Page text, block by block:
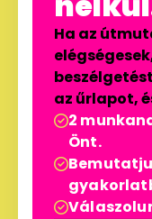
Ha az
az űrlapot,
2
Önt.

